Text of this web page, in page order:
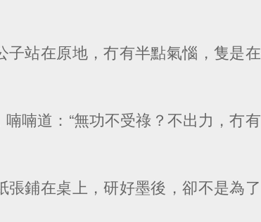
站在原地，冇有半點氣惱，隻是在
喃道：“無功不受祿？不出力，冇有
鋪在桌上，研好墨後，卻不是為了